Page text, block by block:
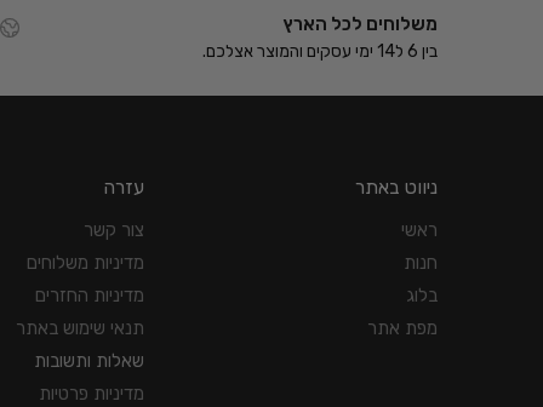
משלוחים לכל הארץ
בין 6 ל14 ימי עסקים והמוצר אצלכם.
ניווט באתר
ראשי
חנות
בלוג
מפת אתר
עזרה
צור קשר
מדיניות משלוחים
מדיניות החזרים
תנאי שימוש באתר
שאלות ותשובות
מדיניות פרטיות